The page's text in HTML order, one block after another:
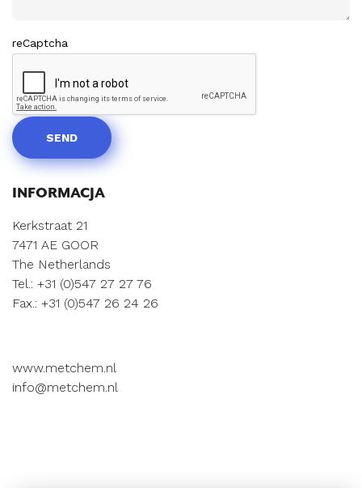
reCaptcha
SEND
INFORMACJA
Kerkstraat 21
7471 AE GOOR
The Netherlands
Tel.: +31 (0)547 27 27 76
Fax.: +31 (0)547 26 24 26
www.metchem.nl
info@metchem.nl